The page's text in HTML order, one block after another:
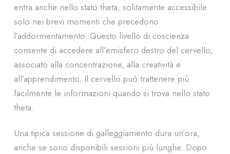
entra anche nello stato theta, solitamente accessibile
solo nei brevi momenti che precedono
l’addormentamento. Questo livello di coscienza
consente di accedere all’emisfero destro del cervello,
associato alla concentrazione, alla creatività e
all’apprendimento. Il cervello può trattenere più
facilmente le informazioni quando si trova nello stato
theta.
Una tipica sessione di galleggiamento dura un’ora,
anche se sono disponibili sessioni più lunghe. Dopo